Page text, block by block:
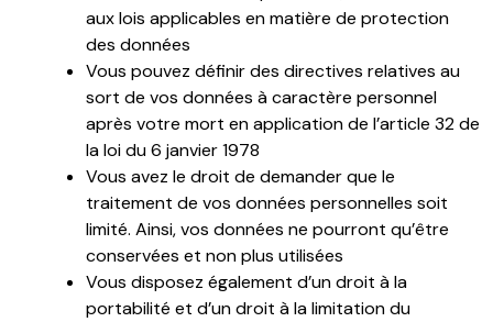
aux lois applicables en matière de protection
des données
Vous pouvez définir des directives relatives au
sort de vos données à caractère personnel
après votre mort en application de l’article 32 de
la loi du 6 janvier 1978
Vous avez le droit de demander que le
traitement de vos données personnelles soit
limité. Ainsi, vos données ne pourront qu’être
conservées et non plus utilisées
Vous disposez également d’un droit à la
portabilité et d’un droit à la limitation du